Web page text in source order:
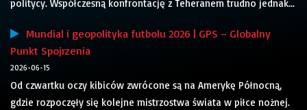
politycy. Współczesną konfrontację z Teheranem trudno jednak...
Mundial i geopolityka futbolu 2026 | GPS – Globalny
Punkt Spojrzenia
2026-06-15
Od czwartku oczy kibiców zwrócone są na Amerykę Północną,
gdzie rozpoczęły się kolejne mistrzostwa świata w piłce nożnej.